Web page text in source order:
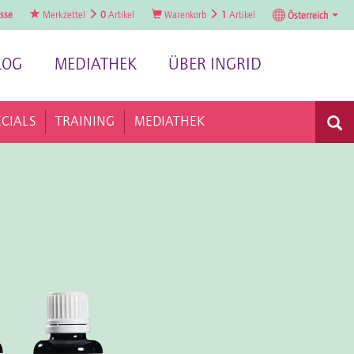
Merkzettel 0 Artikel Warenkorb 1 Artikel Österreich
MEDIATHEK ÜBER INGRID
TRAINING MEDIATHEK